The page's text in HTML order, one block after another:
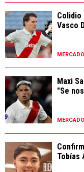
Colidio
Vasco
Maxi
"Se
Tobías